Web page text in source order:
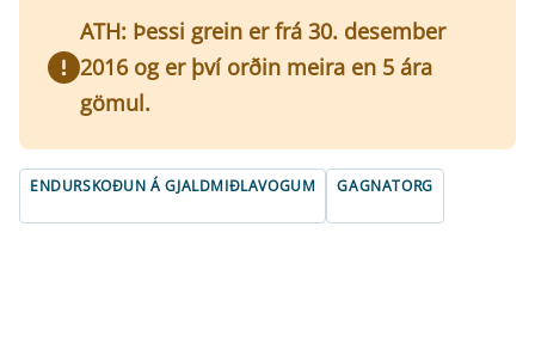
ATH: Þessi grein er frá 30. desember
2016 og er því orðin meira en 5 ára
gömul.
ENDURSKOÐUN Á GJALDMIÐLAVOGUM GAGNATORG